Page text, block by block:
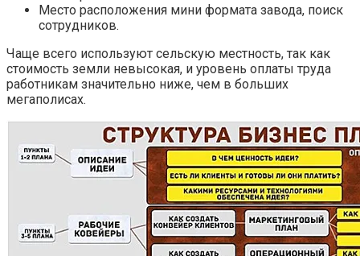
Место расположения мини формата завода, поиск
сотрудников.
Чаще всего используют сельскую местность, так как
стоимость земли невысокая, и уровень оплаты труда
работникам значительно ниже, чем в больших
мегаполисах.